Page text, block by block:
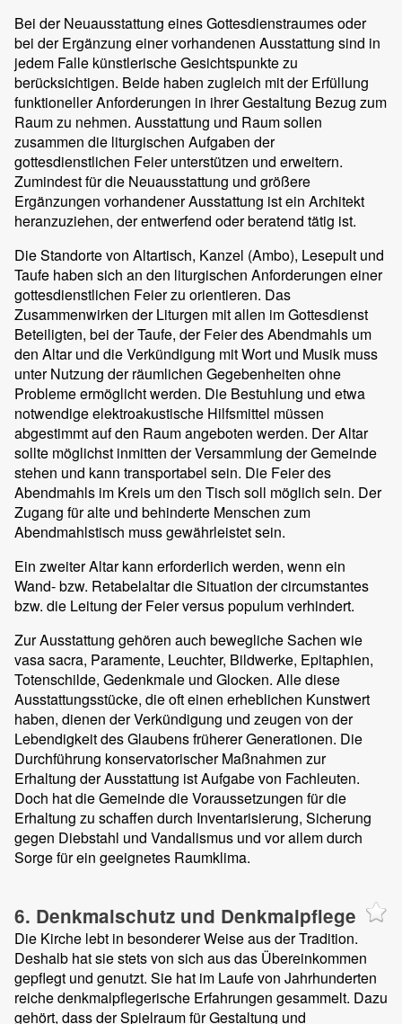
Bei der Neuausstattung eines Gottesdienstraumes oder
bei der Ergänzung einer vorhandenen Ausstattung sind in
jedem Falle künstlerische Gesichtspunkte zu
berücksichtigen. Beide haben zugleich mit der Erfüllung
funktioneller Anforderungen in ihrer Gestaltung Bezug zum
Raum zu nehmen. Ausstattung und Raum sollen
zusammen die liturgischen Aufgaben der
gottesdienstlichen Feier unterstützen und erweitern.
Zumindest für die Neuausstattung und größere
Ergänzungen vorhandener Ausstattung ist ein Architekt
heranzuziehen, der entwerfend oder beratend tätig ist.
Die Standorte von Altartisch, Kanzel (Ambo), Lesepult und
Taufe haben sich an den liturgischen Anforderungen einer
gottesdienstlichen Feier zu orientieren. Das
Zusammenwirken der Liturgen mit allen im Gottesdienst
Beteiligten, bei der Taufe, der Feier des Abendmahls um
den Altar und die Verkündigung mit Wort und Musik muss
unter Nutzung der räumlichen Gegebenheiten ohne
Probleme ermöglicht werden. Die Bestuhlung und etwa
notwendige elektroakustische Hilfsmittel müssen
abgestimmt auf den Raum angeboten werden. Der Altar
sollte möglichst inmitten der Versammlung der Gemeinde
stehen und kann transportabel sein. Die Feier des
Abendmahls im Kreis um den Tisch soll möglich sein. Der
Zugang für alte und behinderte Menschen zum
Abendmahlstisch muss gewährleistet sein.
Ein zweiter Altar kann erforderlich werden, wenn ein
Wand- bzw. Retabelaltar die Situation der circumstantes
bzw. die Leitung der Feier versus populum verhindert.
Zur Ausstattung gehören auch bewegliche Sachen wie
vasa sacra, Paramente, Leuchter, Bildwerke, Epitaphien,
Totenschilde, Gedenkmale und Glocken. Alle diese
Ausstattungsstücke, die oft einen erheblichen Kunstwert
haben, dienen der Verkündigung und zeugen von der
Lebendigkeit des Glaubens früherer Generationen. Die
Durchführung konservatorischer Maßnahmen zur
Erhaltung der Ausstattung ist Aufgabe von Fachleuten.
Doch hat die Gemeinde die Voraussetzungen für die
Erhaltung zu schaffen durch Inventarisierung, Sicherung
gegen Diebstahl und Vandalismus und vor allem durch
Sorge für ein geeignetes Raumklima.
6. Denkmalschutz und Denkmalpflege
Die Kirche lebt in besonderer Weise aus der Tradition.
Deshalb hat sie stets von sich aus das Übereinkommen
gepflegt und genutzt. Sie hat im Laufe von Jahrhunderten
reiche denkmalpflegerische Erfahrungen gesammelt. Dazu
gehört, dass der Spielraum für Gestaltung und